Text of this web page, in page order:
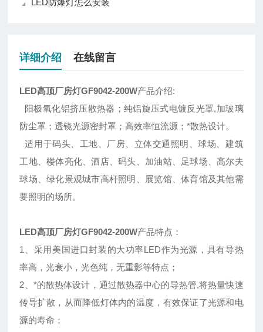
LED防爆灯怎么安装
详细介绍 在线留言
LED高顶厂房灯GF9042-200W产品介绍:
阳极氧化铝挤压散热器；纯铝旋压式电镀反光罩,加玻璃
防尘罩；透镜光源密封罩；高效率恒流源；*散热设计。
适用于码头、工地、厂房、立体交通照明、球场、建筑
工地、楼体亮化、酒店、码头、加油站、足球场、高尔夫
球场、绿化景观城市高杆照明、展览馆、体育馆及其他需
要照明的场所。
LED高顶厂房灯GF9042-200W产品特点：
1、采用美国进口封装的大功率LED作为光源，具有导热
率高，光衰小，光色纯，无重影等特点；
2、*的散热体设计，通过散热器中心的导热管,将热量快速
传导扩散，从而降低灯体内的温度，有效保证了光源和电
源的寿命；